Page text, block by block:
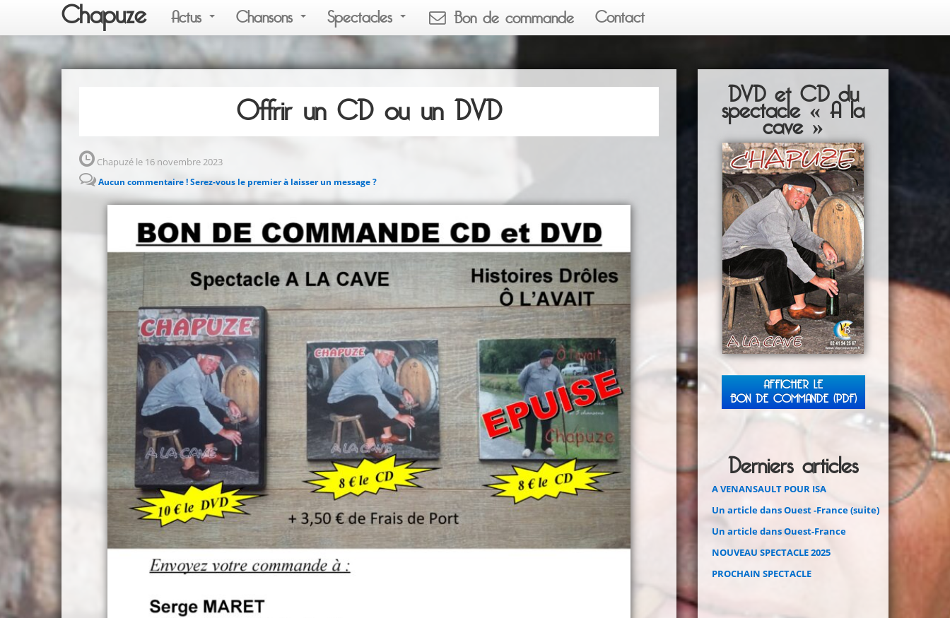
Chapuze Actus Chansons Spectacles Bon de commande Contact
Offrir un CD ou un DVD
Chapuzé le 16 novembre 2023
Aucun commentaire ! Serez-vous le premier à laisser un message ?
DVD et CD du
spectacle « A la
cave »
AFFICHER LE
BON DE COMMANDE (PDF)
Derniers articles
A VENANSAULT POUR ISA
Un article dans Ouest -France (suite)
Un article dans Ouest-France
NOUVEAU SPECTACLE 2025
PROCHAIN SPECTACLE